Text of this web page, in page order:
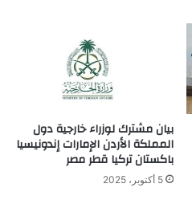
بيان مشترك لوزراء خارجية دول
المملكة الأردن الإمارات إندونيسيا
باكستان تركيا قطر مصر
5 أكتوبر، 2025